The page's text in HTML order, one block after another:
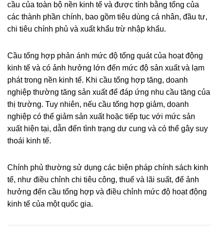
cầu của toàn bộ nền kinh tế và được tính bằng tổng của
các thành phần chính, bao gồm tiêu dùng cá nhân, đầu tư,
chi tiêu chính phủ và xuất khẩu trừ nhập khẩu.
Cầu tổng hợp phản ánh mức độ tổng quát của hoạt động
kinh tế và có ảnh hưởng lớn đến mức độ sản xuất và lạm
phát trong nền kinh tế. Khi cầu tổng hợp tăng, doanh
nghiệp thường tăng sản xuất để đáp ứng nhu cầu tăng của
thị trường. Tuy nhiên, nếu cầu tổng hợp giảm, doanh
nghiệp có thể giảm sản xuất hoặc tiếp tục với mức sản
xuất hiện tại, dẫn đến tình trạng dư cung và có thể gây suy
thoái kinh tế.
Chính phủ thường sử dụng các biện pháp chính sách kinh
tế, như điều chỉnh chi tiêu công, thuế và lãi suất, để ảnh
hưởng đến cầu tổng hợp và điều chỉnh mức độ hoạt động
kinh tế của một quốc gia.